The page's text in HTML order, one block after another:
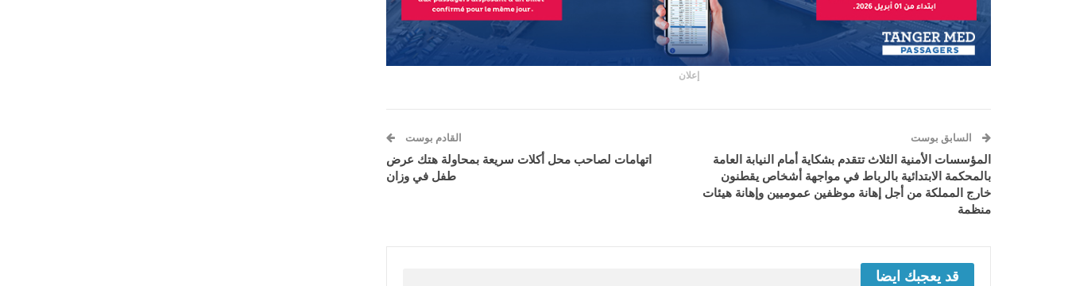
إعلان
السابق بوست
المؤسسات الأمنية الثلاث تتقدم بشكاية أمام النيابة العامة
بالمحكمة الابتدائية بالرباط في مواجهة أشخاص يقطنون
خارج المملكة من أجل إهانة موظفين عموميين وإهانة هيئات
منظمة
القادم بوست
اتهامات لصاحب محل أكلات سريعة بمحاولة هتك عرض
طفل في وزان
قد يعجبك ايضا